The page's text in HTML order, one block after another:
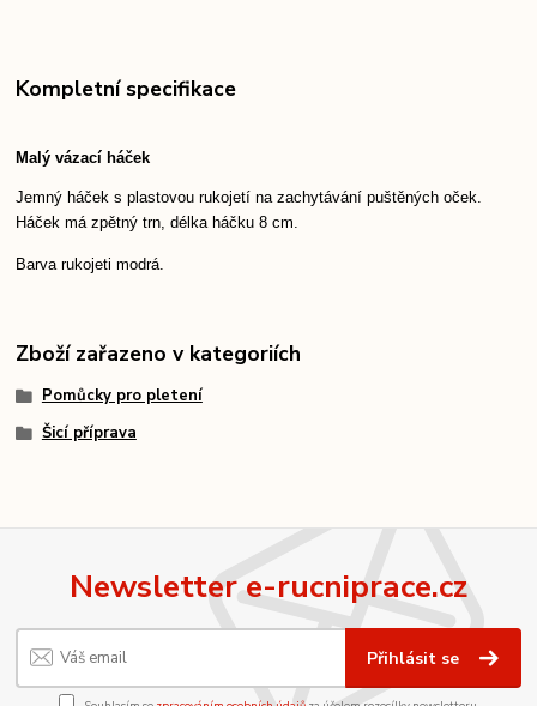
Kompletní specifikace
Malý vázací háček
Jemný háček s plastovou rukojetí na zachytávání puštěných oček.
Háček má zpětný trn, délka háčku 8 cm.
Barva rukojeti modrá.
Zboží zařazeno v kategoriích
Pomůcky pro pletení
Šicí příprava
Newsletter e-rucniprace.cz
Přihlásit se